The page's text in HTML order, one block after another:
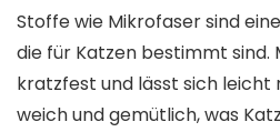
Stoffe wie Mikrofaser sind
die für Katzen bestimmt sind.
kratzfest und lässt sich leicht
weich und gemütlich, was